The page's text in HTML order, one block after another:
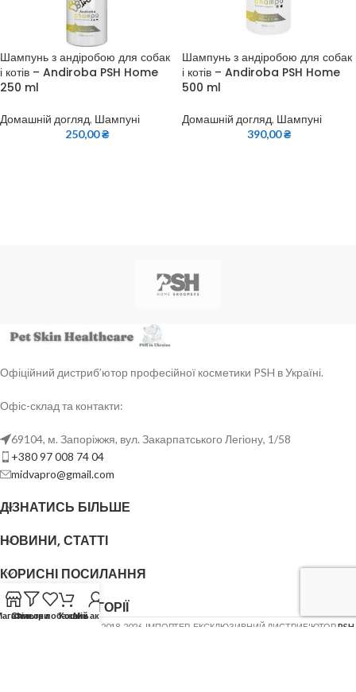
Шампунь з андіробою для собак
і котів – Andiroba PSH Home
250 ml
Домашній догляд, Шампуні
250,00₴
Шампунь з андіробою для собак
і котів – Andiroba PSH Home
500 ml
Домашній догляд, Шампуні
390,00₴
Офіційний дистриб’ютор професійної косметики PSH в Україні.
Офіс-склад та контакти:
69104, м. Запоріжжя, вул. Закарпатського Легіону, 1/58
+380 97 008 74 04
midvapro@gmail.com
ДІЗНАТИСЬ БІЛЬШЕ
НОВИНИ, СТАТТІ
КОРИСНІ ПОСИЛАННЯ
ОСНОВНІ КАТЕГОРІЇ
2018-2026. ІМПОРТЕР, ЕКСКЛЮЗИВНИЙ ДИСТРИБ'ЮТОРPSH
Фільтри
Список побажань
КошикМій акаунт